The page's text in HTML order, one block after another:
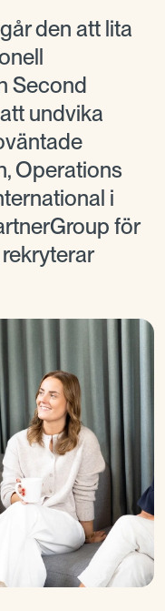
den att lita
Second
undvika
Operations
i
för